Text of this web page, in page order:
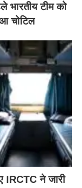
भारतीय टीम को
चोटिल
IRCTC ने जारी